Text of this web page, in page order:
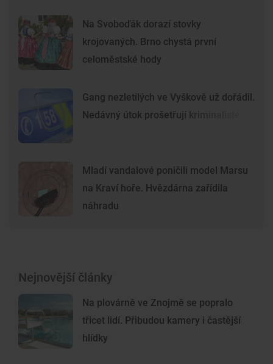
Na Svoboďák dorazí stovky
krojovaných. Brno chystá první
celoměstské hody
Gang nezletilých ve Vyškově už dořádil.
Nedávný útok prošetřují kriminalisté
Mladí vandalové poničili model Marsu
na Kraví hoře. Hvězdárna zařídila
náhradu
Nejnovější články
Na plovárně ve Znojmě se popralo
třicet lidí. Přibudou kamery i častější
hlídky